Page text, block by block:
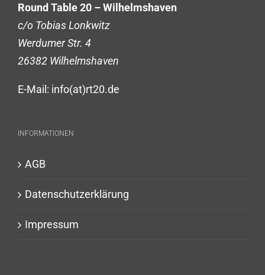
Round Table 20 – Wilhelmshaven
c/o Tobias Lonkwitz
Werdumer Str. 4
26382 Wilhelmshaven
E-Mail: info(at)rt20.de
INFORMATIONEN
AGB
Datenschutzerklärung
Impressum